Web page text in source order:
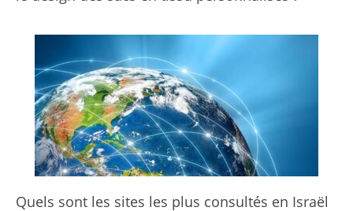
Quels sont les sites les plus consultés en Israël